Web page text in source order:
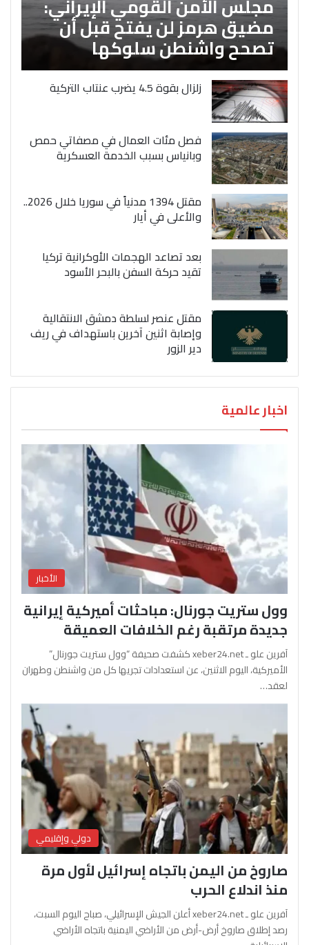
مضيق هرمز لن يفتح قبل أن
تصحح واشنطن سلوكها
زلزال بقوة 4.5 يضرب عنتاب التركية
فصل مئات العمال في مصفاتي حمص
وبانياس بسبب الخدمة العسكرية
مقتل 1394 مدنياً في سوريا خلال 2026..
والأعلى في أيار
بعد تصاعد الهجمات الأوكرانية تركيا
تقيد حركة السفن بالبحر الأسود
مقتل عنصر لسلطة دمشق الانتقالية
وإصابة اثنين آخرين باستهداف في ريف
دير الزور
اخبار عالمية
الأخبار
وول ستريت جورنال: مباحثات أميركية إيرانية
جديدة مرتقبة رغم الخلافات العميقة
آفرين علو ـ xeber24.net كشفت صحيفة “وول ستريت جورنال”
الأميركية، اليوم الاثنين، عن استعدادات تجريها كل من واشنطن وطهران
لعقد…
دولي وإقليمي
صاروخ من اليمن باتجاه إسرائيل لأول مرة
منذ اندلاع الحرب
آفرين علو ـ xeber24.net أعلن الجيش الإسرائيلي، صباح اليوم السبت،
رصد إطلاق صاروخ أرض-أرض من الأراضي اليمنية باتجاه الأراضي